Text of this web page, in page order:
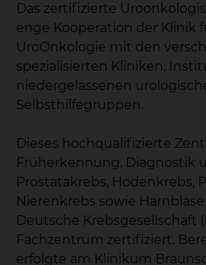
Das zertifizierte
enge Kooperation der Klinik
UroOnkologie mit den
spezialisierten Kliniken,
niedergelassenen
Selbsthilfegruppen.
Dieses hochqualifizierte
Früherkennung, Diagnostik
Prostatakrebs, Hodenkrebs,
Nierenkrebs sowie
Deutsche Krebsgesellschaft
Fachzentrum zertifiziert.
erfolgte am Klinikum